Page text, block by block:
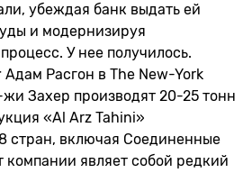
убеждая банк выдать ей
и модернизируя
У нее получилось.
Адам Расгон в The New-York
жи Захер производят 20-25 тонн
«Al Arz Tahini»
стран, включая Соединенные
являет собой редкий